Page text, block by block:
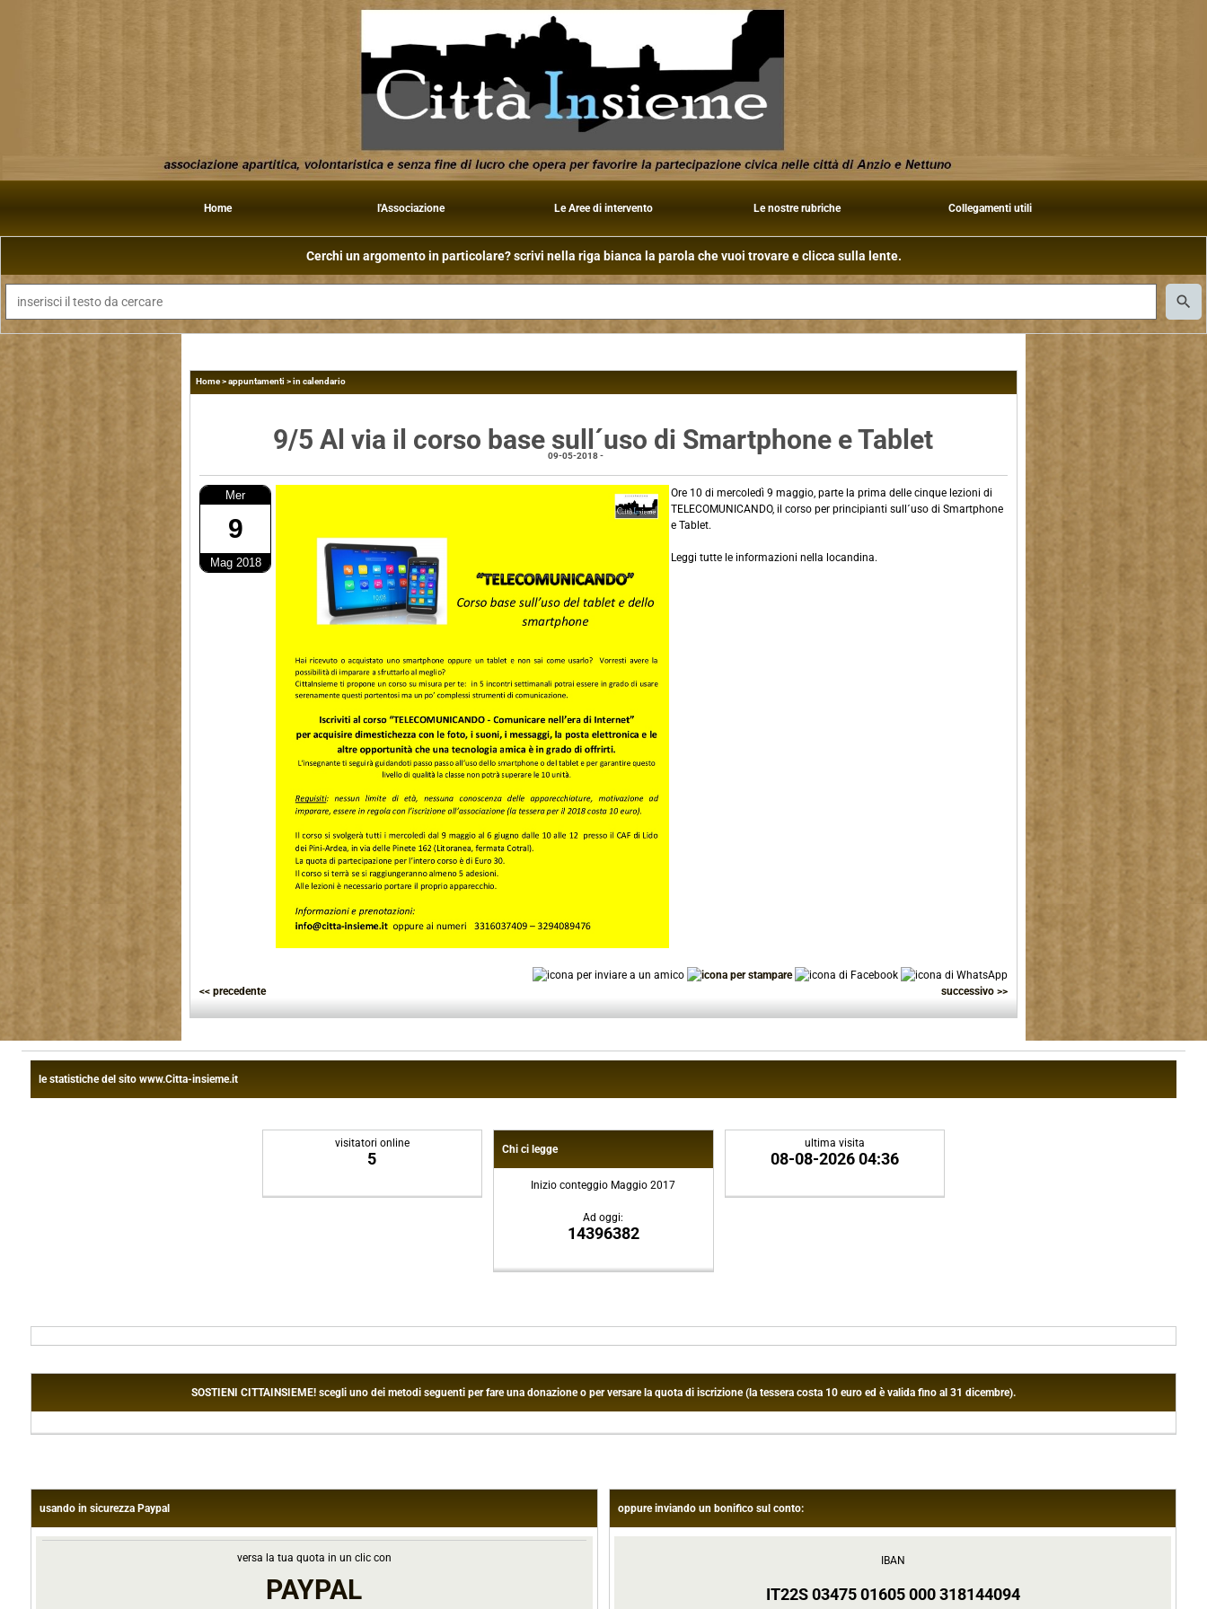
Home l'Associazione Le Aree di intervento Le nostre rubriche Collegamenti utili
Cerchi un argomento in particolare? scrivi nella riga bianca la parola che vuoi trovare e clicca sulla lente.
Home>appuntamenti >in calendario
9/5 Al via il corso base sull´uso di Smartphone e Tablet
09-05-2018-
Mer
9
Mag 2018
Ore 10 di mercoledì 9 maggio, parte la prima delle cinque lezioni di
TELECOMUNICANDO, il corso per principianti sull´uso di Smartphone
e Tablet.
Leggi tutte le informazioni nella locandina.
<< precedente successivo >>
le statistiche del sito www.Citta-insieme.it
visitatori online
5 Chi ci legge
Inizio conteggio Maggio 2017
Ad oggi:
14396382
ultima visita
08-08-2026 04:36
SOSTIENI CITTAINSIEME! scegli uno dei metodi seguenti per fare una donazione o per versare la quota di iscrizione (la tessera costa 10 euro ed è valida fino al 31 dicembre).
usando in sicurezza Paypal
versa la tua quota in un clic con
PAYPAL
oppure inviando un bonifico sul conto:
IBAN
IT22S 03475 01605 000 318144094